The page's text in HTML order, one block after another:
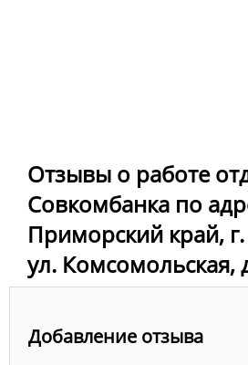
Отзывы о работе
Совкомбанка по
Приморский край, г.
ул. Комсомольская,
Добавление отзыва